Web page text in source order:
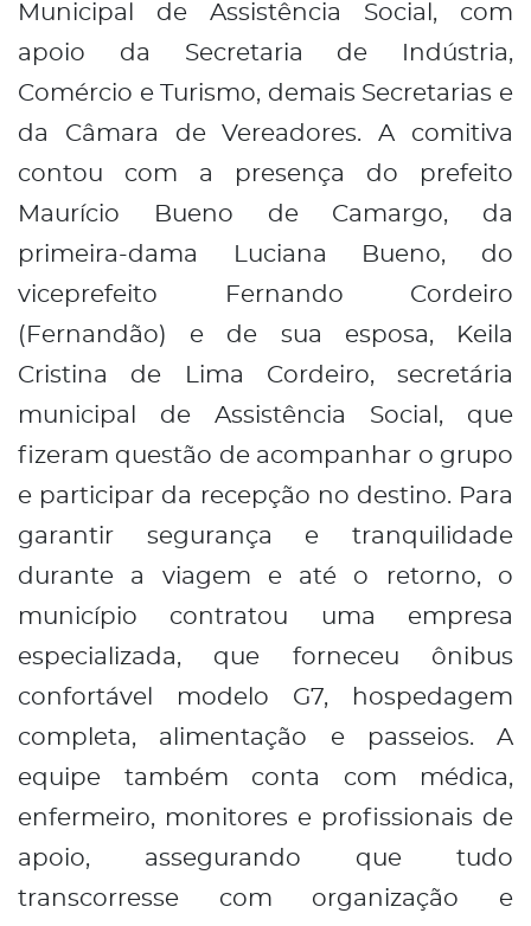
Municipal de Assistência Social, com
apoio da Secretaria de Indústria,
Comércio e Turismo, demais Secretarias e
da Câmara de Vereadores. A comitiva
contou com a presença do prefeito
Maurício Bueno de Camargo, da
primeira-dama Luciana Bueno, do
viceprefeito Fernando Cordeiro
(Fernandão) e de sua esposa, Keila
Cristina de Lima Cordeiro, secretária
municipal de Assistência Social, que
fizeram questão de acompanhar o grupo
e participar da recepção no destino. Para
garantir segurança e tranquilidade
durante a viagem e até o retorno, o
município contratou uma empresa
especializada, que forneceu ônibus
confortável modelo G7, hospedagem
completa, alimentação e passeios. A
equipe também conta com médica,
enfermeiro, monitores e profissionais de
apoio, assegurando que tudo
transcorresse com organização e